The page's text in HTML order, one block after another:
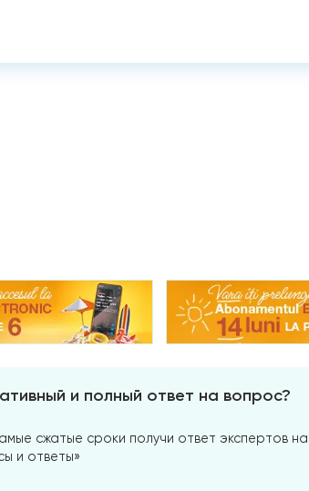
и полный ответ на вопрос?
сжатые сроки получи ответ экспертов
и ответы»